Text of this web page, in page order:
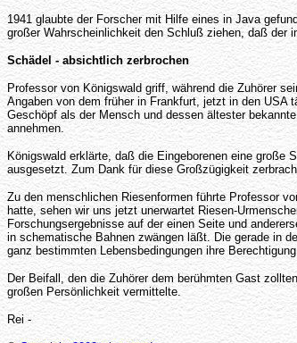
1941 glaubte der Forscher mit Hilfe eines in Java
großer Wahrscheinlichkeit den Schluß ziehen, daß der
Schädel - absichtlich zerbrochen
Professor von Königswald griff, während die Zuhörer
Angaben von dem früher in Frankfurt, jetzt in den USA
Geschöpf als der Mensch und dessen ältester
annehmen.
Königswald erklärte, daß die Eingeborenen eine
ausgesetzt. Zum Dank für diese Großzügigkeit
Zu den menschlichen Riesenformen führte Professor
hatte, sehen wir uns jetzt unerwartet Riesen-
Forschungsergebnisse auf der einen Seite und
in schematische Bahnen zwängen läßt. Die gerade in
ganz bestimmten Lebensbedingungen ihre
Der Beifall, den die Zuhörer dem berühmten Gast
großen Persönlichkeit vermittelte.
Rei -